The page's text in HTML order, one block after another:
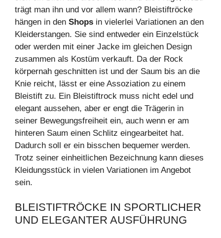
trägt man ihn und vor allem wann? Bleistiftröcke
hängen in den Shops in vielerlei Variationen an den
Kleiderstangen. Sie sind entweder ein Einzelstück
oder werden mit einer Jacke im gleichen Design
zusammen als Kostüm verkauft. Da der Rock
körpernah geschnitten ist und der Saum bis an die
Knie reicht, lässt er eine Assoziation zu einem
Bleistift zu. Ein Bleistiftrock muss nicht edel und
elegant aussehen, aber er engt die Trägerin in
seiner Bewegungsfreiheit ein, auch wenn er am
hinteren Saum einen Schlitz eingearbeitet hat.
Dadurch soll er ein bisschen bequemer werden.
Trotz seiner einheitlichen Bezeichnung kann dieses
Kleidungsstück in vielen Variationen im Angebot
sein.
BLEISTIFTRÖCKE IN SPORTLICHER
UND ELEGANTER AUSFÜHRUNG